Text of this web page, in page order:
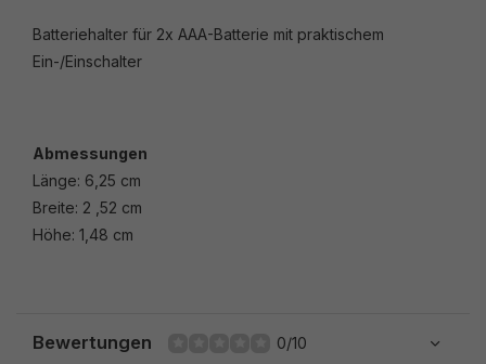
Batteriehalter für 2x AAA-Batterie mit praktischem
Ein-/Einschalter
Abmessungen
Länge: 6,25 cm
Breite: 2 ,52 cm
Höhe: 1,48 cm
Bewertungen 0/10